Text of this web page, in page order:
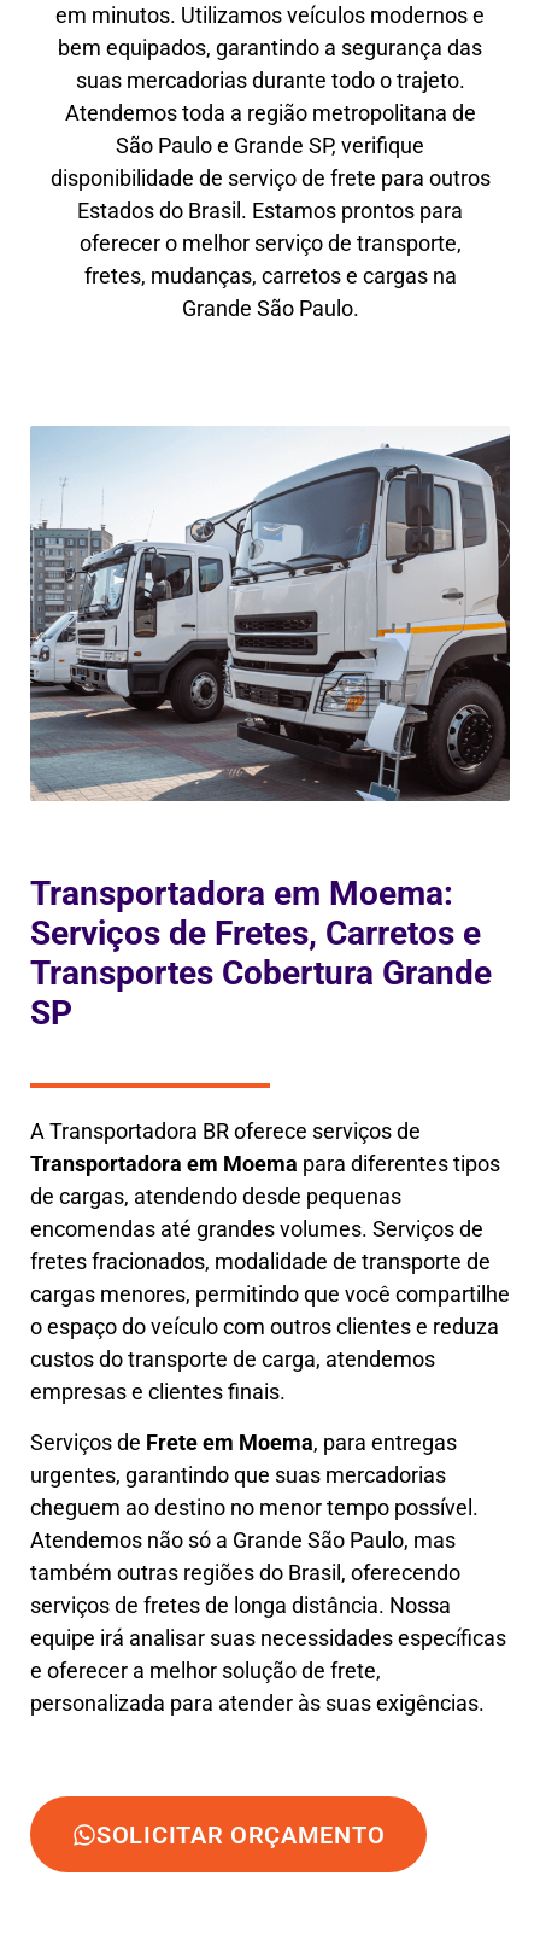
em minutos. Utilizamos veículos modernos e
bem equipados, garantindo a segurança das
suas mercadorias durante todo o trajeto.
Atendemos toda a região metropolitana de
São Paulo e Grande SP, verifique
disponibilidade de serviço de frete para outros
Estados do Brasil. Estamos prontos para
oferecer o melhor serviço de transporte,
fretes, mudanças, carretos e cargas na
Grande São Paulo.
Transportadora em Moema:
Serviços de Fretes, Carretos e
Transportes Cobertura Grande
SP
A Transportadora BR oferece serviços de
Transportadora em Moema para diferentes tipos
de cargas, atendendo desde pequenas
encomendas até grandes volumes. Serviços de
fretes fracionados, modalidade de transporte de
cargas menores, permitindo que você compartilhe
o espaço do veículo com outros clientes e reduza
custos do transporte de carga, atendemos
empresas e clientes finais.
Serviços de Frete em Moema, para entregas
urgentes, garantindo que suas mercadorias
cheguem ao destino no menor tempo possível.
Atendemos não só a Grande São Paulo, mas
também outras regiões do Brasil, oferecendo
serviços de fretes de longa distância. Nossa
equipe irá analisar suas necessidades específicas
e oferecer a melhor solução de frete,
personalizada para atender às suas exigências.
SOLICITAR ORÇAMENTO